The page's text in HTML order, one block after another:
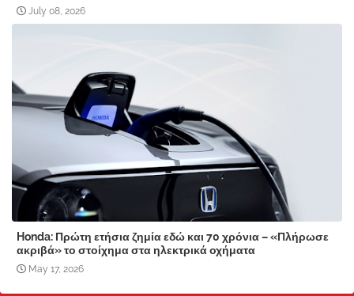
July 08, 2026
Honda: Πρώτη ετήσια ζημία εδώ και 70 χρόνια – «Πλήρωσε
ακριβά» το στοίχημα στα ηλεκτρικά οχήματα
May 17, 2026